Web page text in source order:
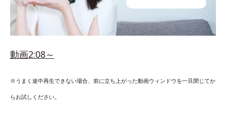
動画2:08～
※うまく途中再生できない場合、前に立ち上がった動画ウィンドウを一旦閉じてか
らお試しください。